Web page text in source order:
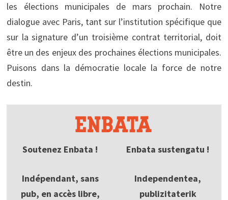
les élections municipales de mars prochain. Notre
dialogue avec Paris, tant sur l’institution spécifique que
sur la signature d’un troisième contrat territorial, doit
être un des enjeux des prochaines élections municipales.
Puisons dans la démocratie locale la force de notre
destin.
Soutenez Enbata !
Indépendant, sans
pub, en accès libre,
Enbata sustengatu !
Independentea,
publizitaterik